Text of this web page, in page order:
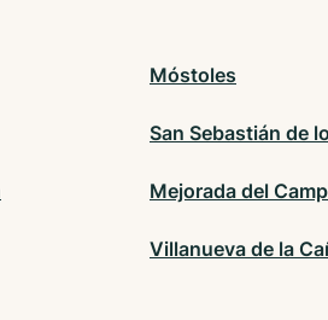
Móstoles
San Sebastián de
Mejorada del
Villanueva de la